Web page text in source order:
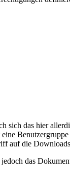
das hier
auf die
das